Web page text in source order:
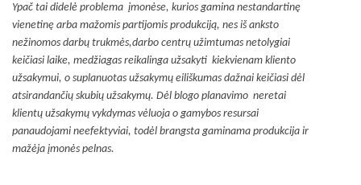
Ypač tai didelė problema įmonėse, kurios gamina nestandartinę
vienetinę arba mažomis partijomis produkciją, nes iš anksto
nežinomos darbų trukmės,darbo centrų užimtumas netolygiai
keičiasi laike, medžiagas reikalinga užsakyti kiekvienam kliento
užsakymui, o suplanuotas užsakymų eiliškumas dažnai keičiasi dėl
atsirandančių skubių užsakymų. Dėl blogo planavimo neretai
klientų užsakymų vykdymas vėluoja o gamybos resursai
panaudojami neefektyviai, todėl brangsta gaminama produkcija ir
mažėja įmonės pelnas.